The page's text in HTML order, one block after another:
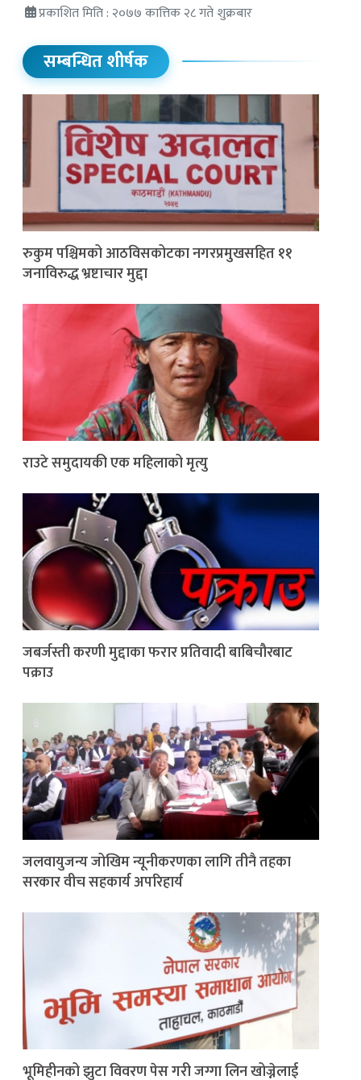
प्रकाशित मिति : २०७७ कात्तिक २८ गते शुक्रबार
सम्बन्धित शीर्षक
रुकुम पश्चिमको आठविसकोटका नगरप्रमुखसहित ११
जनाविरुद्ध भ्रष्टाचार मुद्दा
राउटे समुदायकी एक महिलाको मृत्यु
जबर्जस्ती करणी मुद्दाका फरार प्रतिवादी बाबिचौरबाट
पक्राउ
जलवायुजन्य जोखिम न्यूनीकरणका लागि तीनै तहका
सरकार वीच सहकार्य अपरिहार्य
भूमिहीनको झुटा विवरण पेस गरी जग्गा लिन खोज्नेलाई